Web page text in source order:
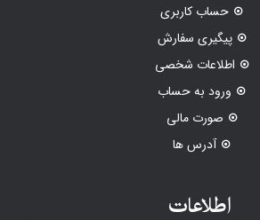
حساب کاربری
پیگیری سفارش
اطلاعات شخصی
ورود به حساب
صورت مالی
آدرس ها
اطلاعات